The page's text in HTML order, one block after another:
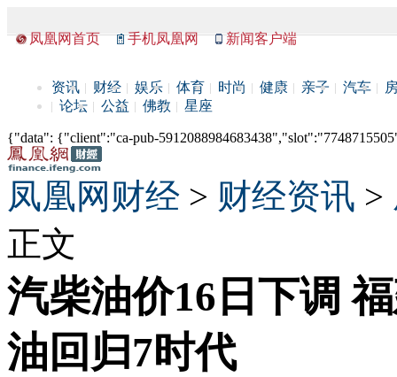
凤凰网首页 手机凤凰网 新闻客户端
资讯 财经 娱乐 体育 时尚 健康 亲子 汽车
论坛
公益 佛教 星座
{"data": {"client":"ca-pub-
凤凰网财经 > 财经资讯 >
正文
汽柴油价16日下调
油回归7时代